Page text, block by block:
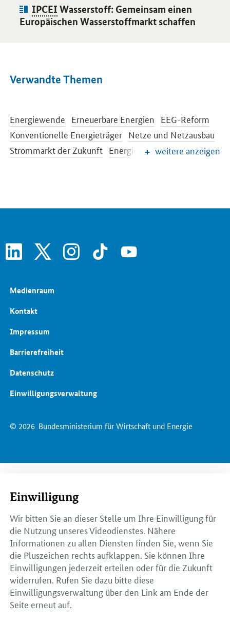
Artikel:
IPCEI Wasserstoff: Gemeinsam einen
Europäischen Wasserstoffmarkt schaffen
Verwandte Themen
Energiewende Erneuerbare Energien EEG-Reform
Konventionelle Energieträger Netze und Netzausbau
Strommarkt der Zukunft Energiespeicher
Energiepreise und Transparenz für Verbraucher
weitere anzeigen
linkedin instagram tiktok youtube
© 2026 Bundesministerium für Wirtschaft und Energie
Medienraum
Kontakt
Impressum
Barrierefreiheit
Datenschutz
Einwilligungsverwaltung
Einwilligung
Wir bitten Sie an dieser Stelle um Ihre Einwilligung für
die Nutzung unseres Videodienstes. Nähere
Informationen zu allen Diensten finden Sie, wenn Sie
die Pluszeichen rechts aufklappen. Sie können Ihre
Einwilligungen jederzeit erteilen oder für die Zukunft
widerrufen. Rufen Sie dazu bitte diese
Einwilligungsverwaltung über den Link am Ende der
Seite erneut auf.